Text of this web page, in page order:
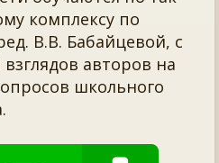
комплексу по
В.В. Бабайцевой, с
авторов на
школьного